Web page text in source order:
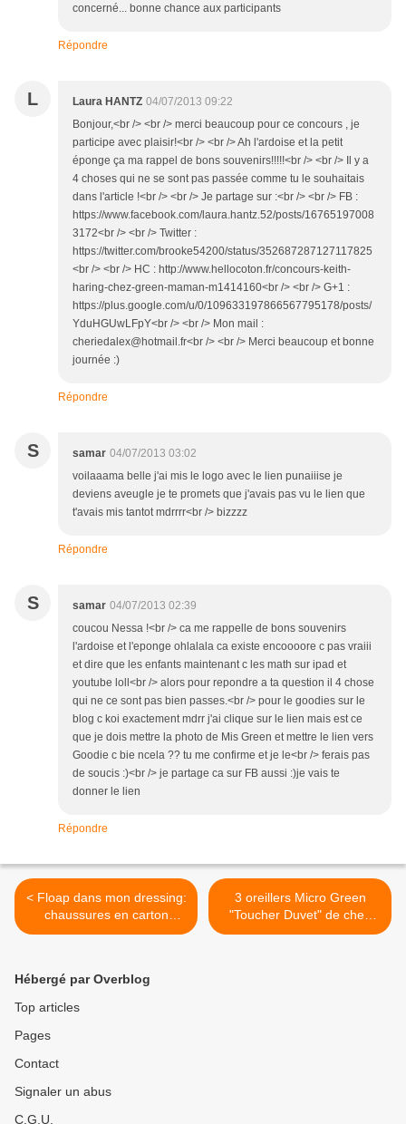
concerné... bonne chance aux participants
Répondre
L Laura HANTZ 04/07/2013 09:22
Bonjour,<br /> <br /> merci beaucoup pour ce concours , je
participe avec plaisir!<br /> <br /> Ah l'ardoise et la petit
éponge ça ma rappel de bons souvenirs!!!!!<br /> <br /> Il y a
4 choses qui ne se sont pas passée comme tu le souhaitais
dans l'article !<br /> <br /> Je partage sur :<br /> <br /> FB :
https://www.facebook.com/laura.hantz.52/posts/16765197008
3172<br /> <br /> Twitter :
https://twitter.com/brooke54200/status/352687287127117825
<br /> <br /> HC : http://www.hellocoton.fr/concours-keith-
haring-chez-green-maman-m1414160<br /> <br /> G+1 :
https://plus.google.com/u/0/109633197866567795178/posts/
YduHGUwLFpY<br /> <br /> Mon mail :
cheriedalex@hotmail.fr<br /> <br /> Merci beaucoup et bonne
journée :)
Répondre
S samar 04/07/2013 03:02
voilaaama belle j'ai mis le logo avec le lien punaiiise je
deviens aveugle je te promets que j'avais pas vu le lien que
t'avais mis tantot mdrrrr<br /> bizzzz
Répondre
S samar 04/07/2013 02:39
coucou Nessa !<br /> ca me rappelle de bons souvenirs
l'ardoise et l'eponge ohlalala ca existe encoooore c pas vraiii
et dire que les enfants maintenant c les math sur ipad et
youtube loll<br /> alors pour repondre a ta question il 4 chose
qui ne ce sont pas bien passes.<br /> pour le goodies sur le
blog c koi exactement mdrr j'ai clique sur le lien mais est ce
que je dois mettre la photo de Mis Green et mettre le lien vers
Goodie c bie ncela ?? tu me confirme et je le<br /> ferais pas
de soucis :)<br /> je partage ca sur FB aussi :)je vais te
donner le lien
Répondre
< Floap dans mon dressing:
chaussures en carton
biodégradable! pas cool!
3 oreillers Micro Green
"Toucher Duvet" de chez
DODO à gagner ici pour
Hébergé par Overblog
Top articles
Pages
Contact
Signaler un abus
C.G.U.